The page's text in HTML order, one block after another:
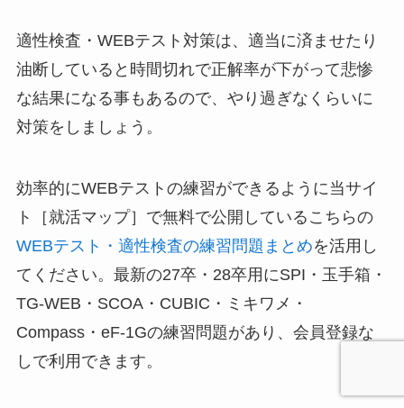
適性検査・WEBテスト対策は、適当に済ませたり
油断していると時間切れで正解率が下がって悲惨
な結果になる事もあるので、やり過ぎなくらいに
対策をしましょう。
効率的にWEBテストの練習ができるように当サイ
ト［就活マップ］で無料で公開しているこちらの
WEBテスト・適性検査の練習問題まとめを活用し
てください。最新の27卒・28卒用にSPI・玉手箱・
TG-WEB・SCOA・CUBIC・ミキワメ・
Compass・eF-1Gの練習問題があり、会員登録な
しで利用できます。